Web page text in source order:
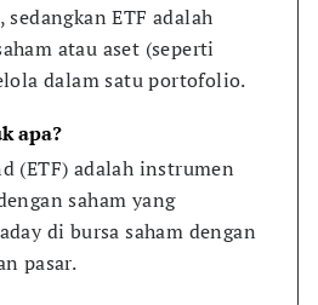
ETF adalah
atau aset (seperti
dalam satu portofolio.
apa?
(ETF) adalah instrumen
saham yang
di bursa saham dengan
pasar.